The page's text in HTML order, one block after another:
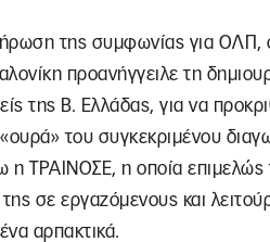
της συμφωνίας για ΟΛΠ,
προανήγγειλε τη
της Β. Ελλάδας, για να
του συγκεκριμένου
η ΤΡΑΙΝΟΣΕ, η οποία επιμελώς
της σε εργαζόμενους και
αρπακτικά.